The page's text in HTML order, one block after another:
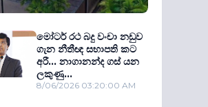
මෝටර් රථ බදු වංචා නඩුව
ගැන නීතීඥ සභාපති කට
අරී... නාගානන්ද ගස් යන
ලකුණු...
8/06/2026 03:20:00 AM